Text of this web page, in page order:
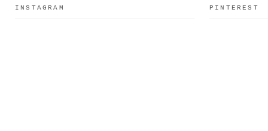
INSTAGRAM PINTEREST